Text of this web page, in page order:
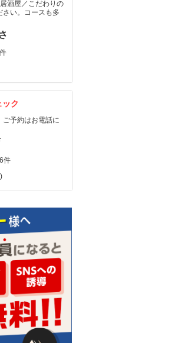
酒屋／こだわりの
さい。コースも多
ク
ご予約はお電話に
件